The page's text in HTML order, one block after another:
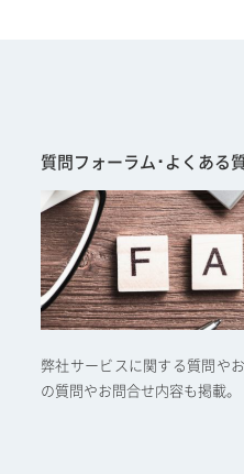
質問フォーラム･よくある
弊社サービスに関する質問や
の質問やお問合せ内容も掲載。